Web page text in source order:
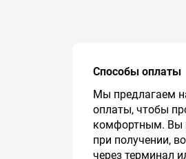
Способы оплаты
Мы предлагаем
оплаты, чтобы
комфортным. Вы
при получении,
через терминал